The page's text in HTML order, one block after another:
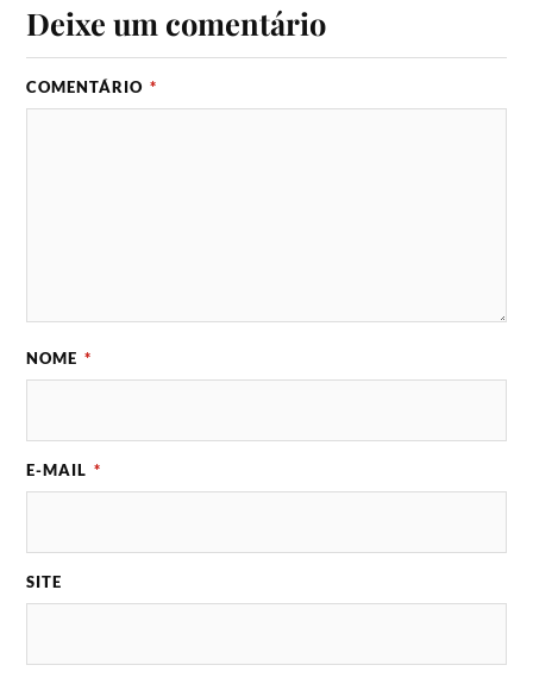
Deixe um comentário
COMENTÁRIO *
NOME *
E-MAIL *
SITE